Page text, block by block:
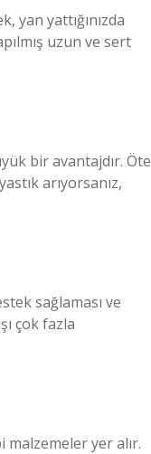
yan yattığınızda
uzun ve sert
bir avantajdır. Öte
arıyorsanız,
sağlaması ve
çok fazla
yer alır.